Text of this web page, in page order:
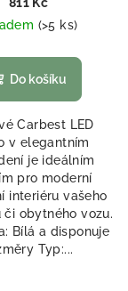
(>5 ks)
Do košíku
Carbest LED
v elegantním
je ideálním
pro moderní
interiéru vašeho
či obytného vozu.
Bílá a disponuje
Typ:...